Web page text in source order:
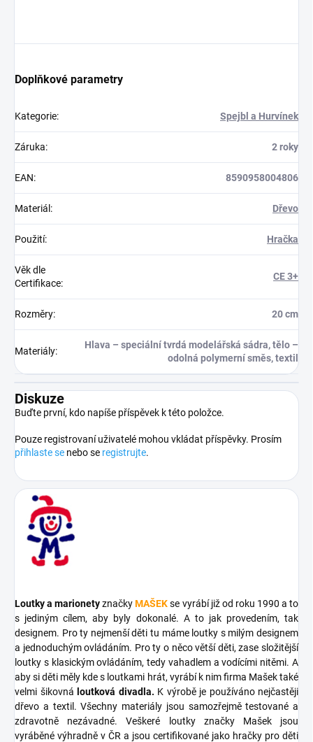
Doplňkové parametry
Kategorie: Spejbl a Hurvínek
Záruka: 2 roky
EAN: 8590958004806
Materiál : Dřevo
Použití: Hračka
Věk dle
Certifikace:
CE 3+
Rozměry: 20 cm
Materiály:
Hlava – speciální tvrdá modelářská sádra, tělo –
odolná polymerní směs, textil
Diskuze
Buďte první, kdo napíše příspěvek k této položce.
Pouze registrovaní uživatelé mohou vkládat příspěvky. Prosím
přihlaste se nebo se registrujte.
Loutky a marionetyznačkyMAŠEKse vyrábí již od roku 1990 a to
s jediným cílem, aby byly dokonalé. A to jak provedením, tak
designem. Pro ty nejmenší děti tu máme loutky s milým designem
a jednoduchým ovládáním. Pro ty o něco větší děti, zase složitější
loutky s klasickým ovládáním, tedy vahadlem a vodícími nitěmi. A
aby si děti měly kde s loutkami hrát, vyrábí k nim firma Mašek také
velmi šikovná loutková divadla. K výrobě je používáno nejčastěji
dřevo a textil. Všechny materiály jsou samozřejmě testované a
zdravotně nezávadné. Veškeré loutky značky Mašek jsou
vyráběné výhradně v ČR a jsou certifikované jako hračky pro děti